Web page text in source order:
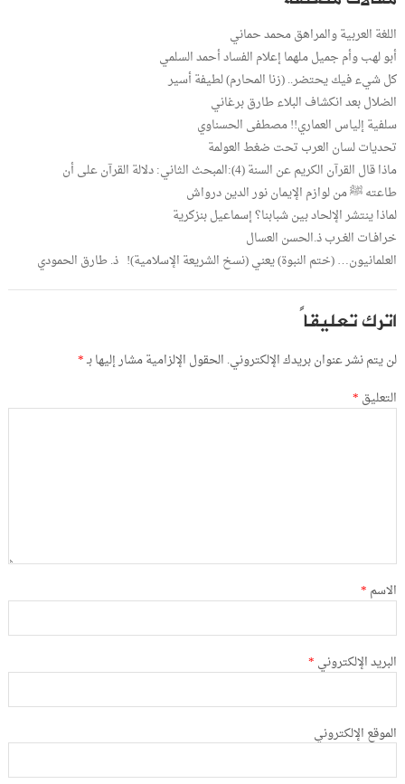
اللغة العربية والمراهق محمد حماني
أبو لهب وأم جميل ملهما إعلام الفساد أحمد السلمي
كل شيء فيك يحتضر.. (زنا المحارم) لطيفة أسير
الضلال بعد انكشاف البلاء طارق برغاني
سلفية إلياس العماري!! مصطفى الحسناوي
تحديات لسان العرب تحت ضغط العولمة
ماذا قال القرآن الكريم عن السنة (4):المبحث الثاني: دلالة القرآن على أن
طاعته ﷺ من لوازم الإيمان نور الدين درواش
لماذا ينتشر الإلحاد بين شبابنا؟ إسماعيل بنزكرية
خرافـات الغـرب ذ.الحسن العسال
العلمانيون… (ختم النبوة) يعني (نسخ الشريعة الإسلامية)! ذ. طارق الحمودي
اترك تعليقاً
لن يتم نشر عنوان بريدك الإلكتروني. الحقول الإلزامية مشار إليها بـ*
التعليق *
الاسم *
البريد الإلكتروني *
الموقع الإلكتروني